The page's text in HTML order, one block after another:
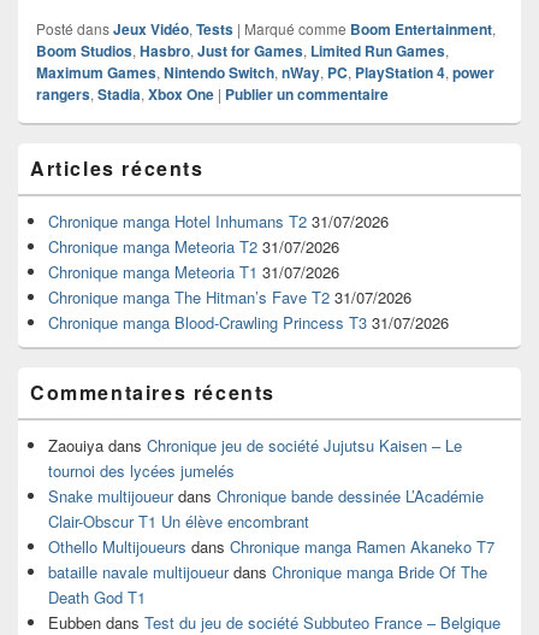
Posté dansJeux Vidéo, Tests | Marqué comme Boom Entertainment,
Boom Studios, Hasbro, Just for Games, Limited Run Games,
Maximum Games, Nintendo Switch, nWay, PC, PlayStation 4, power
rangers, Stadia, Xbox One | Publier un commentaire
principale
de
widget
pour
barre
latérale
Articles récents
Chronique manga Hotel Inhumans T2 31/07/2026
Chronique manga Meteoria T2 31/07/2026
Chronique manga Meteoria T1 31/07/2026
Chronique manga The Hitman’s Fave T2 31/07/2026
Chronique manga Blood-Crawling Princess T3 31/07/2026
Commentaires récents
Zaouiya dans Chronique jeu de société Jujutsu Kaisen – Le
tournoi des lycées jumelés
Snake multijoueurdans Chronique bande dessinée L’Académie
Clair-Obscur T1 Un élève encombrant
Othello Multijoueurs dans Chronique manga Ramen Akaneko T7
bataille navale multijoueurdans Chronique manga Bride Of The
Death God T1
Eubben dans Test du jeu de société Subbuteo France – Belgique